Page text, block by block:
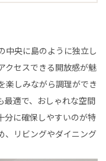
中央に島のように独立し
クセスできる開放感が魅
楽しみながら調理ができ
最適で、おしゃれな空間
分に確保しやすいのが特
、リビングやダイニング